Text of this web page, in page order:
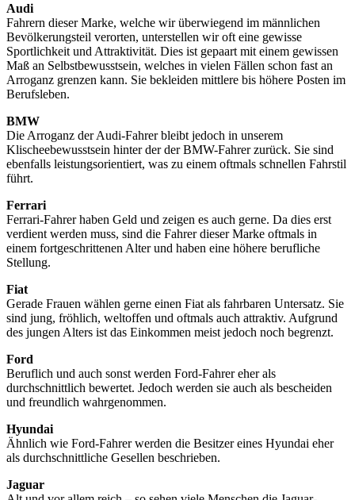
Audi
Fahrern dieser Marke, welche wir überwiegend im männlichen
Bevölkerungsteil verorten, unterstellen wir oft eine gewisse
Sportlichkeit und Attraktivität. Dies ist gepaart mit einem gewissen
Maß an Selbstbewusstsein, welches in vielen Fällen schon fast an
Arroganz grenzen kann. Sie bekleiden mittlere bis höhere Posten im
Berufsleben.
BMW
Die Arroganz der Audi-Fahrer bleibt jedoch in unserem
Klischeebewusstsein hinter der der BMW-Fahrer zurück. Sie sind
ebenfalls leistungsorientiert, was zu einem oftmals schnellen Fahrstil
führt.
Ferrari
Ferrari-Fahrer haben Geld und zeigen es auch gerne. Da dies erst
verdient werden muss, sind die Fahrer dieser Marke oftmals in
einem fortgeschrittenen Alter und haben eine höhere berufliche
Stellung.
Fiat
Gerade Frauen wählen gerne einen Fiat als fahrbaren Untersatz. Sie
sind jung, fröhlich, weltoffen und oftmals auch attraktiv. Aufgrund
des jungen Alters ist das Einkommen meist jedoch noch begrenzt.
Ford
Beruflich und auch sonst werden Ford-Fahrer eher als
durchschnittlich bewertet. Jedoch werden sie auch als bescheiden
und freundlich wahrgenommen.
Hyundai
Ähnlich wie Ford-Fahrer werden die Besitzer eines Hyundai eher
als durchschnittliche Gesellen beschrieben.
Jaguar